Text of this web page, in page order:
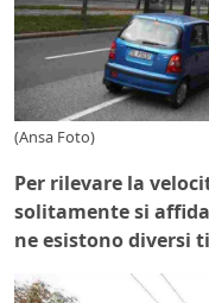
(Ansa Foto)
Per rilevare la
solitamente si
ne esistono diversi